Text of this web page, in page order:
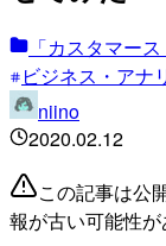
「カスタマー
ビジネス・アナ
niino
2020.02.12
この記事は公
報が古い可能性が